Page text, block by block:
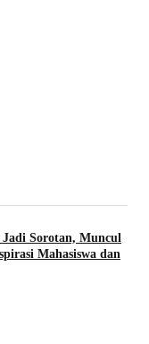
Sorotan, Muncul
Mahasiswa dan